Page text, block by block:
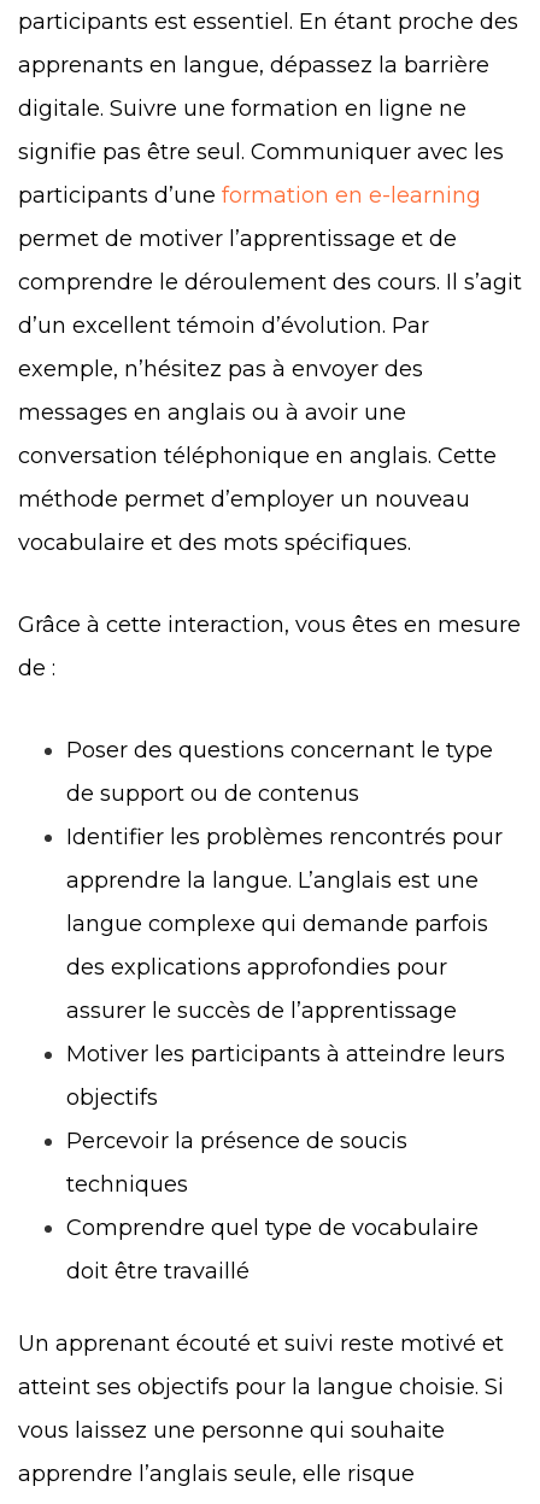
participants est essentiel. En étant proche des
apprenants en langue, dépassez la barrière
digitale. Suivre une formation en ligne ne
signifie pas être seul. Communiquer avec les
participants d’une formation en e-learning
permet de motiver l’apprentissage et de
comprendre le déroulement des cours. Il s’agit
d’un excellent témoin d’évolution. Par
exemple, n’hésitez pas à envoyer des
messages en anglais ou à avoir une
conversation téléphonique en anglais. Cette
méthode permet d’employer un nouveau
vocabulaire et des mots spécifiques.
Grâce à cette interaction, vous êtes en mesure
de :
Poser des questions concernant le type
de support ou de contenus
Identifier les problèmes rencontrés pour
apprendre la langue. L’anglais est une
langue complexe qui demande parfois
des explications approfondies pour
assurer le succès de l’apprentissage
Motiver les participants à atteindre leurs
objectifs
Percevoir la présence de soucis
techniques
Comprendre quel type de vocabulaire
doit être travaillé
Un apprenant écouté et suivi reste motivé et
atteint ses objectifs pour la langue choisie. Si
vous laissez une personne qui souhaite
apprendre l’anglais seule, elle risque